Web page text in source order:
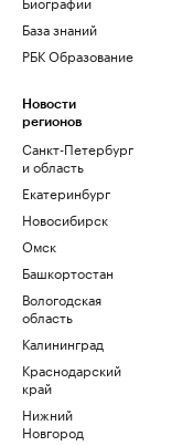
База знаний
РБК Образование
Новости
регионов
Санкт-Петербург
и область
Екатеринбург
Новосибирск
Омск
Башкортостан
Вологодская
область
Калининград
Краснодарский
край
Нижний
Новгород